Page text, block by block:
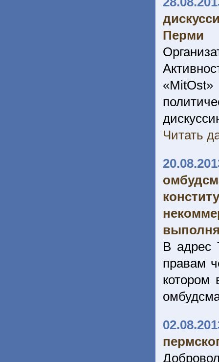
Перми
Читать
В адрес
правам
котором